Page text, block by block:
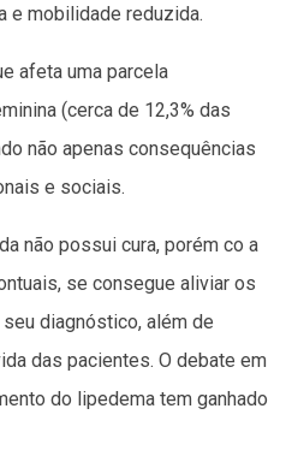
e mobilidade reduzida.
afeta uma parcela
(cerca de 12,3% das
não apenas consequências
e sociais.
não possui cura, porém co a
se consegue aliviar os
diagnóstico, além de
das pacientes. O debate em
do lipedema tem ganhado